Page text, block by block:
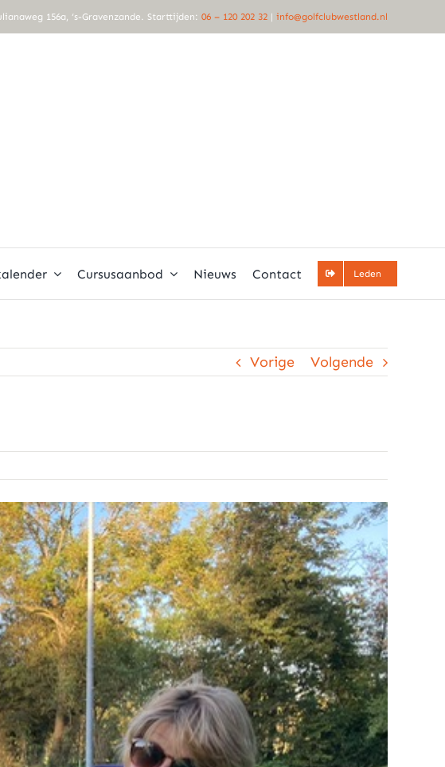
156a, ‘s-Gravenzande. Starttijden:06 – 120 202 32 |info@golfclubwestland.nl
Cursusaanbod Nieuws Contact Leden
Vorige Volgende